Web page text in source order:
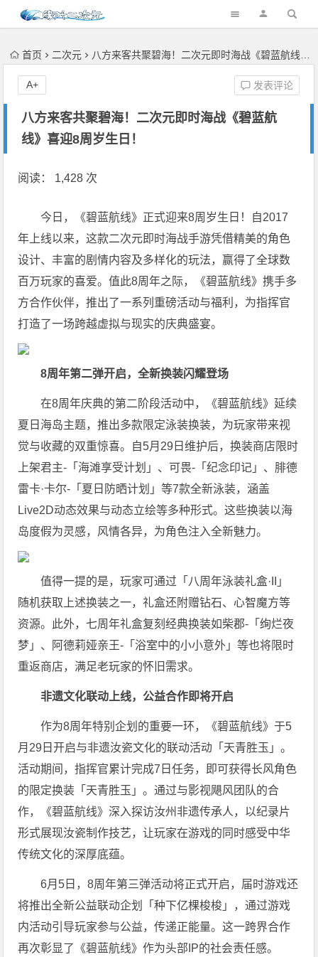
首页 二次元 八方来客共聚碧海！二次元即时海战《碧蓝航线》喜迎8周岁生日！
八方来客共聚碧海！二次元即时海战《碧蓝航
线》喜迎8周岁生日！
发表评论
A+
阅读： 1,428 次
今日，《碧蓝航线》正式迎来8周岁生日！自2017
年上线以来，这款二次元即时海战手游凭借精美的角色
设计、丰富的剧情内容及多样化的玩法，赢得了全球数
百万玩家的喜爱。值此8周年之际，《碧蓝航线》携手多
方合作伙伴，推出了一系列重磅活动与福利，为指挥官
打造了一场跨越虚拟与现实的庆典盛宴。
8周年第二弹开启，全新换装闪耀登场
在8周年庆典的第二阶段活动中，《碧蓝航线》延续
夏日海岛主题，推出多款限定泳装换装，为玩家带来视
觉与收藏的双重惊喜。自5月29日维护后，换装商店限时
上架君主-「海滩享受计划」、可畏-「纪念印记」、腓德
雷卡·卡尔-「夏日防晒计划」等7款全新泳装，涵盖
Live2D动态效果与动态立绘等多种形式。这些换装以海
岛度假为灵感，风情各异，为角色注入全新魅力。
值得一提的是，玩家可通过「八周年泳装礼盒·II」
随机获取上述换装之一，礼盒还附赠钻石、心智魔方等
资源。此外，七周年礼盒复刻经典换装如柴郡-「绚烂夜
梦」、阿德莉娅亲王-「浴室中的小小意外」等也将限时
重返商店，满足老玩家的怀旧需求。
非遗文化联动上线，公益合作即将开启
作为8周年特别企划的重要一环，《碧蓝航线》于5
月29日开启与非遗汝瓷文化的联动活动「天青胜玉」。
活动期间，指挥官累计完成7日任务，即可获得长风角色
的限定换装「天青胜玉」。通过与影视飓风团队的合
作，《碧蓝航线》深入探访汝州非遗传承人，以纪录片
形式展现汝瓷制作技艺，让玩家在游戏的同时感受中华
传统文化的深厚底蕴。
6月5日，8周年第三弹活动将正式开启，届时游戏还
将推出全新公益联动企划「种下亿棵梭梭」，通过游戏
内活动引导玩家参与公益，传递正能量。这一跨界合作
再次彰显了《碧蓝航线》作为头部IP的社会责任感。